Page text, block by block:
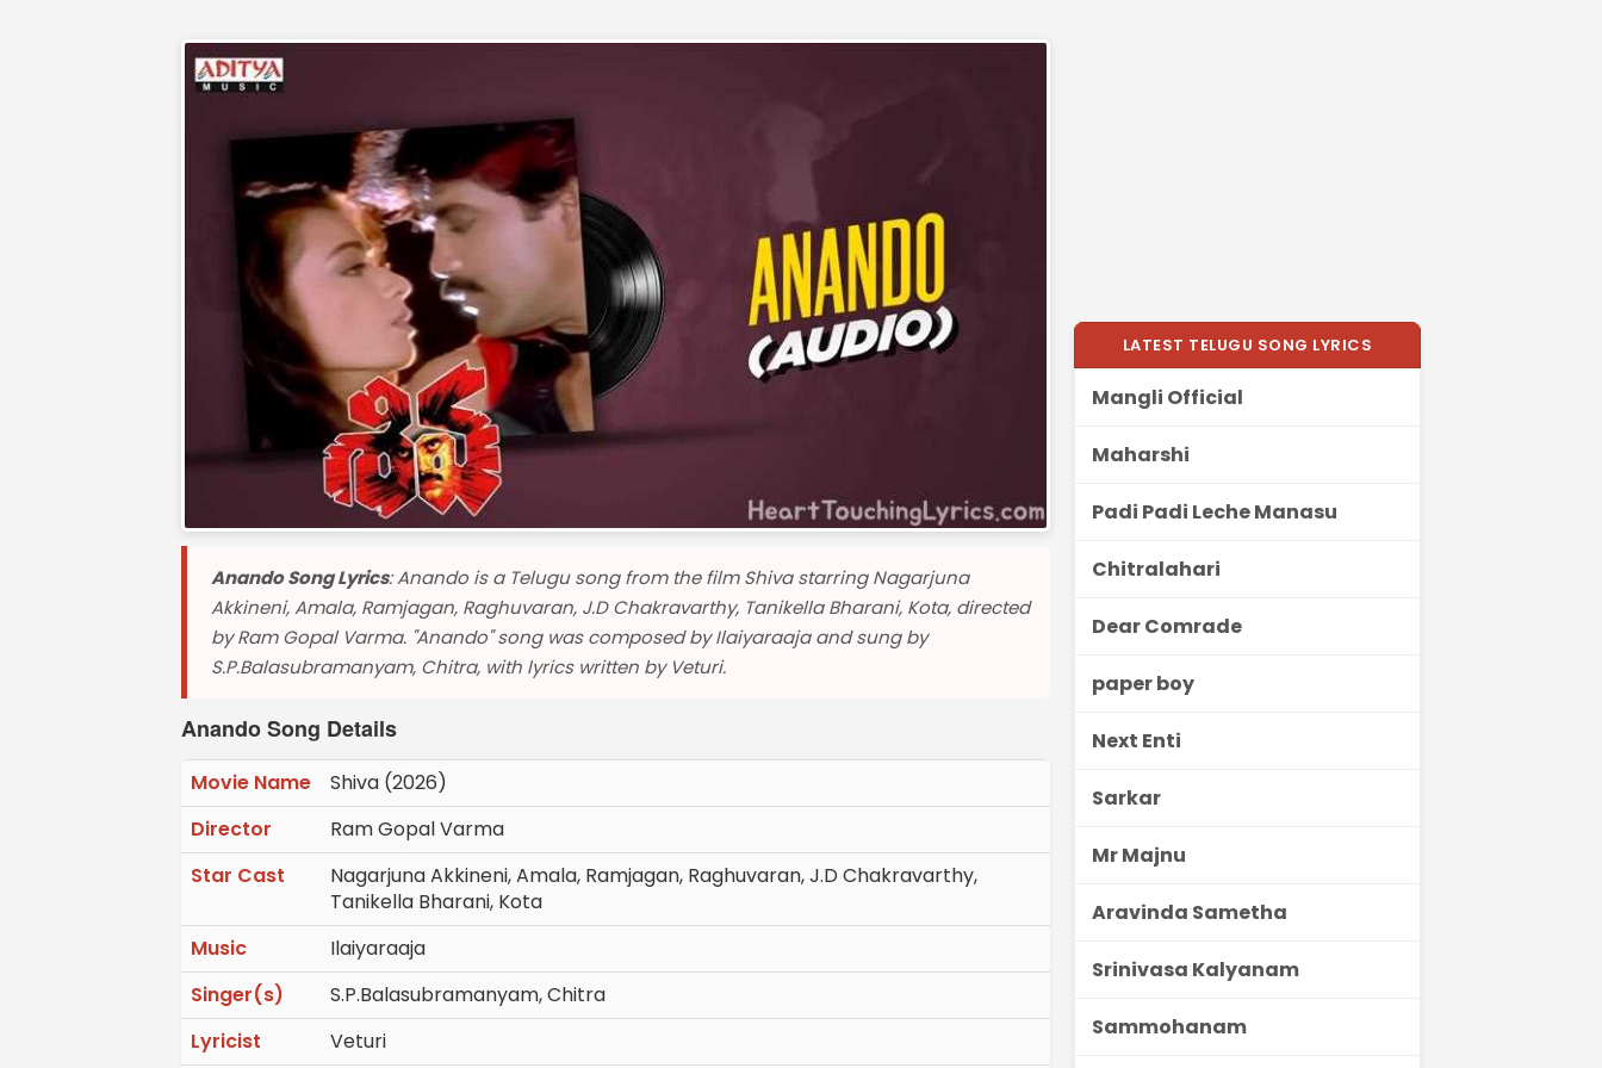
Anando Song Lyrics: Anando is a Telugu song from the film Shiva starring Nagarjuna
Akkineni, Amala, Ramjagan, Raghuvaran, J.D Chakravarthy, Tanikella Bharani, Kota, directed
by Ram Gopal Varma. "Anando" song was composed by Ilaiyaraaja and sung by
S.P.Balasubramanyam, Chitra, with lyrics written by Veturi.
Anando Song Details
Movie Name
Shiva (2026)
Director
Ram Gopal Varma
Star Cast
Nagarjuna Akkineni, Amala, Ramjagan, Raghuvaran, J.D Chakravarthy,
Tanikella Bharani, Kota
Music
Ilaiyaraaja
Singer(s)
S.P.Balasubramanyam, Chitra
Lyricist
Veturi
LATEST TELUGU SONG LYRICS
Mangli Official
Maharshi
Padi Padi Leche Manasu
Chitralahari
Dear Comrade
paper boy
Next Enti
Sarkar
Mr Majnu
Aravinda Sametha
Srinivasa Kalyanam
Sammohanam